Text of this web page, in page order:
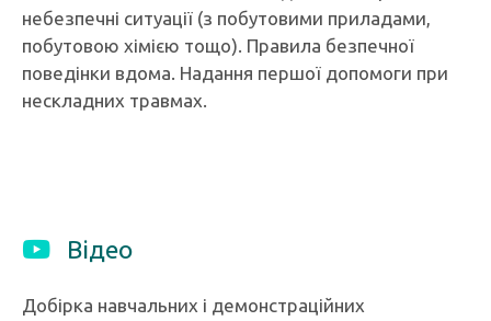
небезпечні ситуації (з побутовими приладами,
побутовою хімією тощо). Правила безпечної
поведінки вдома. Надання першої допомоги при
нескладних травмах.
Відео
Добірка навчальних і демонстраційних